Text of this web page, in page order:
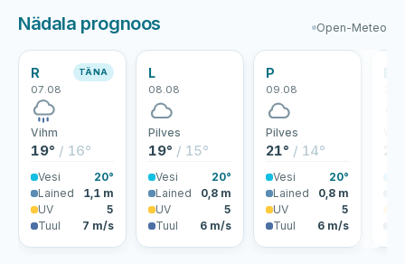
Nädala prognoos Open-Meteo
R
07.08
TÄNA
Vihm
19° / 16°
Vesi
20°
Lained
1,1 m
UV
5
Tuul
7 m/s
L
08.08
Pilves
19° / 15°
Vesi
20°
Lained
0,8 m
UV
5
Tuul
6 m/s
P
09.08
Pilves
21° / 14°
Vesi
20°
Lained
0,8 m
UV
5
Tuul
6 m/s
E